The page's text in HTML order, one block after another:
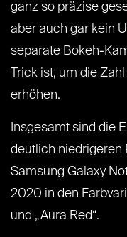
ganz so präzise
aber auch gar kein
separate Bokeh-
Trick ist, um die
erhöhen.
Insgesamt sind die
deutlich niedrigeren
Samsung Galaxy
2020 in den
und „Aura Red“.